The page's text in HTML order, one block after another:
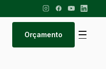
Orçamento